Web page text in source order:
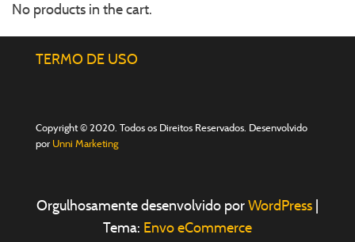
No products in the cart.
TERMO DE USO
Copyright © 2020. Todos os Direitos Reservados. Desenvolvido
por Unni Marketing
Orgulhosamente desenvolvido porWordPress
Tema: Envo eCommerce